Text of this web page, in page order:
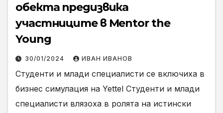
обекта предизвика
участниците в Mentor the
Young
30/01/2024 ИВАН ИВАНОВ
Студенти и млади специалисти се включиха в
бизнес симулация на Yettel Студенти и млади
специалисти влязоха в ролята на истински